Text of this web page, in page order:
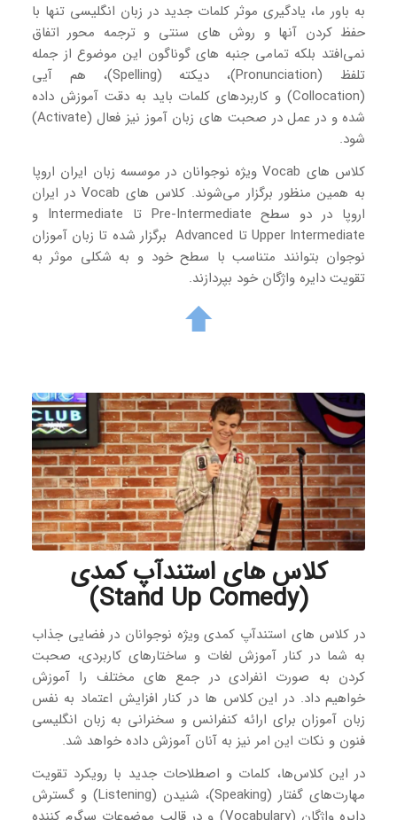
به باور ما، یادگیری موثر کلمات جدید در زبان انگلیسی تنها با
حفظ کردن آنها و روش های سنتی و ترجمه محور اتفاق
نمی‌افتد بلکه تمامی جنبه های گوناگون این موضوع از جمله
تلفظ (Pronunciation)، دیکته (Spelling)، هم آیی
(Collocation) و کاربردهای کلمات باید به دقت آموزش داده
شده و در عمل در صحبت های زبان آموز نیز فعال (Activate)
شود.
کلاس های Vocab ویژه نوجوانان در موسسه زبان ایران اروپا
به همین منظور برگزار می‌شوند. کلاس های Vocab در ایران
اروپا در دو سطح Pre-Intermediate تا Intermediate و
Upper Intermediate تا Advanced برگزار شده تا زبان آموزان
نوجوان بتوانند متناسب با سطح خود و به شکلی موثر به
تقویت دایره واژگان خود بپردازند.
کلاس‌ های استندآپ کمدی
(Stand Up Comedy)
در کلاس های استندآپ کمدی ویژه نوجوانان در فضایی جذاب
به شما در کنار آموزش لغات و ساختارهای کاربردی، صحبت
کردن به صورت انفرادی در جمع های مختلف را آموزش
خواهیم داد. در این کلاس ها در کنار افزایش اعتماد به نفس
زبان آموزان برای ارائه کنفرانس و سخنرانی به زبان انگلیسی
فنون و نکات این امر نیز به آنان آموزش داده خواهد شد.
در این کلاس‌ها، کلمات و اصطلاحات جدید با رویکرد تقویت
مهارت‌های گفتار (Speaking)، شنیدن (Listening) و گسترش